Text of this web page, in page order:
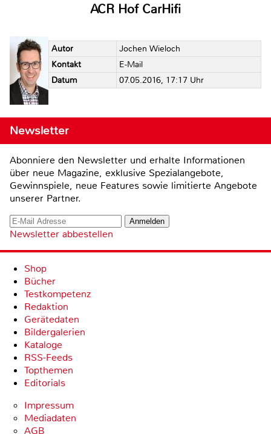
ACR Hof CarHifi
Autor
Jochen Wieloch
Kontakt
E-Mail
Datum
07.05.2016, 17:17 Uhr
Newsletter
Abonniere den Newsletter und erhalte Informationen
über neue Magazine, exklusive Spezialangebote,
Gewinnspiele, neue Features sowie limitierte Angebote
unserer Partner.
Newsletter abbestellen
Shop
Bücher
Testkompetenz
Redaktion
Gerätedaten
Bildergalerien
Kataloge
RSS-Feeds
Topthemen
Editorials
Impressum
Mediadaten
AGB